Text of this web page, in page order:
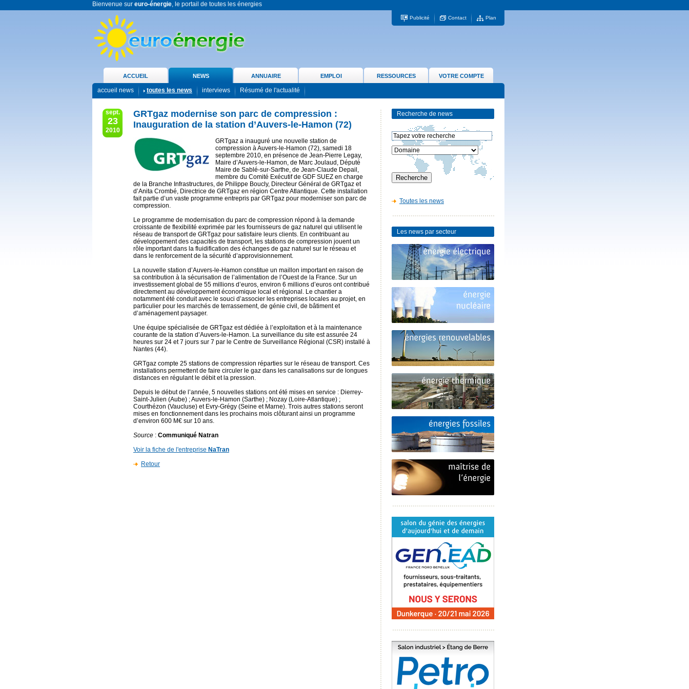
Bienvenue sur euro-énergie, le portail de toutes les énergies
Publicité Contact Plan
ACCUEIL NEWS ANNUAIRE EMPLOI RESSOURCES VOTRE COMPTE
accueil news toutes les news interviews Résumé de l'actualité
sept.
23
2010
GRTgaz modernise son parc de compression :
Inauguration de la station d’Auvers-le-Hamon (72)
GRTgaz a inauguré une nouvelle station de
compression à Auvers-le-Hamon (72), samedi 18
septembre 2010, en présence de Jean-Pierre Legay,
Maire d’Auvers-le-Hamon, de Marc Joulaud, Député
Maire de Sablé-sur-Sarthe, de Jean-Claude Depail,
membre du Comité Exécutif de GDF SUEZ en charge
de la Branche Infrastructures, de Philippe Boucly, Directeur Général de GRTgaz et
d’Anita Crombé, Directrice de GRTgaz en région Centre Atlantique. Cette installation
fait partie d’un vaste programme entrepris par GRTgaz pour moderniser son parc de
compression.
Le programme de modernisation du parc de compression répond à la demande
croissante de flexibilité exprimée par les fournisseurs de gaz naturel qui utilisent le
réseau de transport de GRTgaz pour satisfaire leurs clients. En contribuant au
développement des capacités de transport, les stations de compression jouent un
rôle important dans la fluidification des échanges de gaz naturel sur le réseau et
dans le renforcement de la sécurité d’approvisionnement.
La nouvelle station d’Auvers-le-Hamon constitue un maillon important en raison de
sa contribution à la sécurisation de l’alimentation de l’Ouest de la France. Sur un
investissement global de 55 millions d’euros, environ 6 millions d’euros ont contribué
directement au développement économique local et régional. Le chantier a
notamment été conduit avec le souci d’associer les entreprises locales au projet, en
particulier pour les marchés de terrassement, de génie civil, de bâtiment et
d’aménagement paysager.
Une équipe spécialisée de GRTgaz est dédiée à l’exploitation et à la maintenance
courante de la station d’Auvers-le-Hamon. La surveillance du site est assurée 24
heures sur 24 et 7 jours sur 7 par le Centre de Surveillance Régional (CSR) installé à
Nantes (44).
GRTgaz compte 25 stations de compression réparties sur le réseau de transport. Ces
installations permettent de faire circuler le gaz dans les canalisations sur de longues
distances en régulant le débit et la pression.
Depuis le début de l’année, 5 nouvelles stations ont été mises en service : Dierrey-
Saint-Julien (Aube) ; Auvers-le-Hamon (Sarthe) ; Nozay (Loire-Atlantique) ;
Courthézon (Vaucluse) et Evry-Grégy (Seine et Marne). Trois autres stations seront
mises en fonctionnement dans les prochains mois clôturant ainsi un programme
d’environ 600 M€ sur 10 ans.
Source : Communiqué Natran
Voir la fiche de l'entreprise NaTran
Retour
Recherche de news
Toutes les news
Les news par secteur